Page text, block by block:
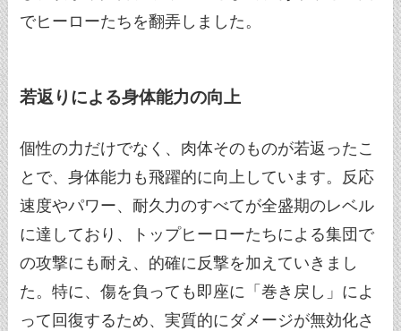
でヒーローたちを翻弄しました。
若返りによる身体能力の向上
個性の力だけでなく、肉体そのものが若返ったこ
とで、身体能力も飛躍的に向上しています。反応
速度やパワー、耐久力のすべてが全盛期のレベル
に達しており、トップヒーローたちによる集団で
の攻撃にも耐え、的確に反撃を加えていきまし
た。特に、傷を負っても即座に「巻き戻し」によ
って回復するため、実質的にダメージが無効化さ